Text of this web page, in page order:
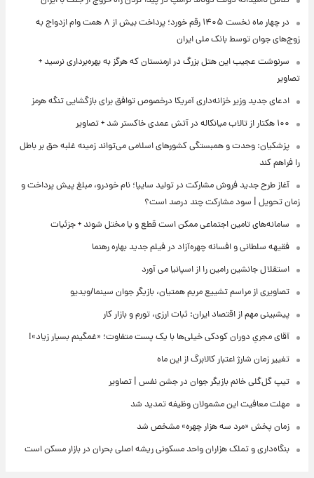
در چهار ماه نخست ۱۴۰۵ رقم خورد؛ پرداخت بیش از ۸ همت وام ازدواج به
زوج‌های جوان توسط بانک ملی ایران
سرنوشت عجیب این هتل بزرگ در ارمنستان که هرگز به بهره‌برداری نرسید +
تصاویر
ادعای جدید وزیر خزانه‌داری آمریکا درخصوص توافق برای بازگشایی تنگه هرمز
۱۰۰ هکتار از تالاب میانکاله در آتش عمدی خاکستر شد + تصاویر
پزشکیان: وحدت و همبستگی کشورهای اسلامی می‌تواند زمینه غلبه حق بر باطل
را فراهم کند
آغاز طرح جدید فروش مشارکت در تولید سایپا؛ نام خودرو، مبلغ پیش پرداخت و
زمان تحویل | سود مشارکت چند درصد است؟
سامانه‌های تامین اجتماعی ممکن است قطع و یا مختل شوند + جزئیات
فقیهه سلطانی و افسانه چهره‌آزاد در فیلم جدید بهاره رهنما
استقلال جانشین رامین را از اسپانیا می آورد
تصاویری از مراسم تشییع مریم همتیان، بازیگر جوان سینما/ویدیو
پیشبینی مهم از اقتصاد ایران: ثبات ارزی، تورم و بازار کار
آقای مجریِ دوران کودکی خیلی‌ها با یک پست متفاوت؛ «غمگینم بسیار زیاد»!
تغییر زمان شارژ اعتبار کالابرگ از این ماه
تیپ گل‌گلی خانم بازیگر جوان در جشن نفس | تصاویر
مهلت معافیت این مشمولان وظیفه تمدید شد
زمان پخش «مرد سه هزار چهره» مشخص شد
بنگاه‌داری و تملک هزاران واحد مسکونی ریشه اصلی بحران در بازار مسکن است